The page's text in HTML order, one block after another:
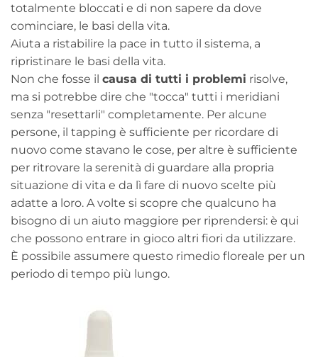
totalmente bloccati e di non sapere da dove
cominciare, le basi della vita.
Aiuta a ristabilire la pace in tutto il sistema, a
ripristinare le basi della vita.
Non che fosse il causa di tutti i problemi risolve,
ma si potrebbe dire che "tocca" tutti i meridiani
senza "resettarli" completamente. Per alcune
persone, il tapping è sufficiente per ricordare di
nuovo come stavano le cose, per altre è sufficiente
per ritrovare la serenità di guardare alla propria
situazione di vita e da lì fare di nuovo scelte più
adatte a loro. A volte si scopre che qualcuno ha
bisogno di un aiuto maggiore per riprendersi: è qui
che possono entrare in gioco altri fiori da utilizzare.
È possibile assumere questo rimedio floreale per un
periodo di tempo più lungo.